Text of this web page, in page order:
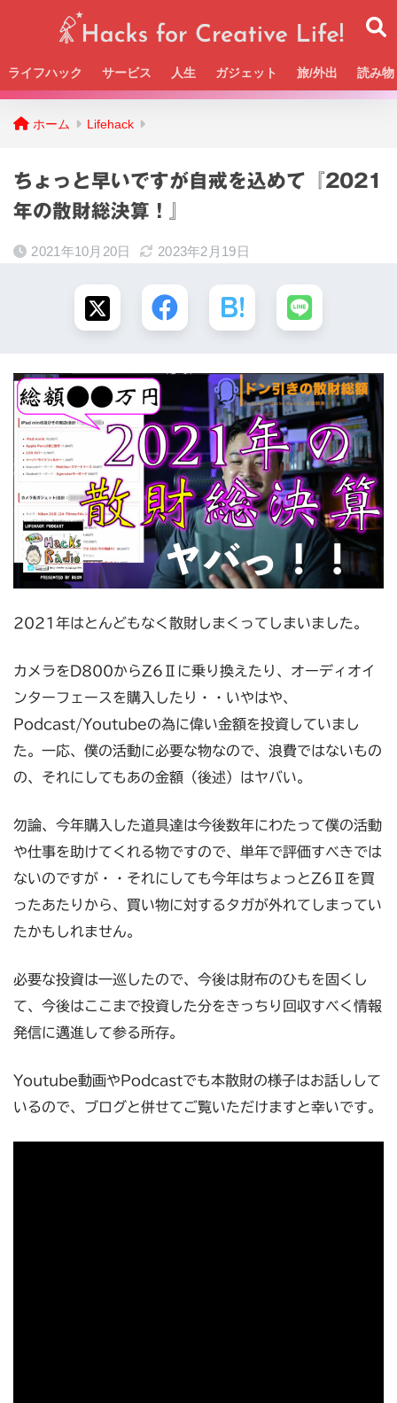
ライフハック サービス 人生 ガジェット 旅/外出 読み物
Beckの活動＆SNSまとめはこちら
ホーム Lifehack
ちょっと早いですが自戒を込めて『2021
年の散財総決算！』
2021年10月20日 2023年2月19日
2021年はとんどもなく散財しまくってしまいました。
カメラをD800からZ6Ⅱに乗り換えたり、オーディオイ
ンターフェースを購入したり・・いやはや、
Podcast/Youtubeの為に偉い金額を投資していまし
た。一応、僕の活動に必要な物なので、浪費ではないもの
の、それにしてもあの金額（後述）はヤバい。
勿論、今年購入した道具達は今後数年にわたって僕の活動
や仕事を助けてくれる物ですので、単年で評価すべきでは
ないのですが・・それにしても今年はちょっとZ6Ⅱを買
ったあたりから、買い物に対するタガが外れてしまってい
たかもしれません。
必要な投資は一巡したので、今後は財布のひもを固くし
て、今後はここまで投資した分をきっちり回収すべく情報
発信に邁進して参る所存。
Youtube動画やPodcastでも本散財の様子はお話しして
いるので、ブログと併せてご覧いただけますと幸いです。